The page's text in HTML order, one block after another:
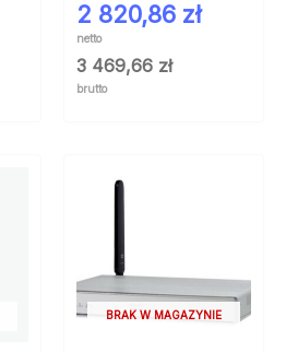
2 820,86 zł
netto
3 469,66 zł
brutto
BRAK W MAGAZYNIE